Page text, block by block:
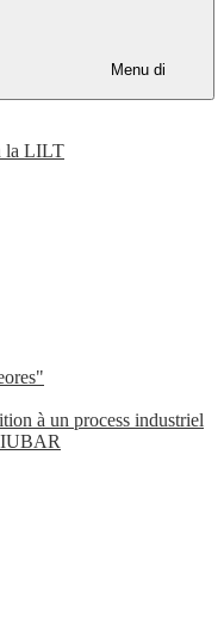
Menu di
la LILT
à un process industriel